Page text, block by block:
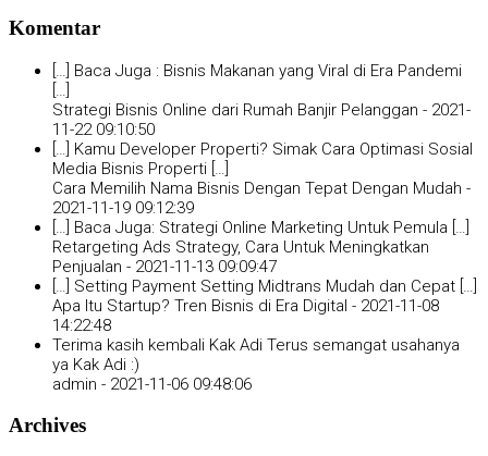
Komentar
[…] Baca Juga : Bisnis Makanan yang Viral di Era Pandemi
Strategi Bisnis Online dari Rumah Banjir Pelanggan - 2021-
11-22 09:10:50
[…] Kamu Developer Properti? Simak Cara Optimasi Sosial
Media Bisnis Properti […]
Cara Memilih Nama Bisnis Dengan Tepat Dengan Mudah -
2021-11-19 09:12:39
[…] Baca Juga: Strategi Online Marketing Untuk Pemula […]
Retargeting Ads Strategy, Cara Untuk Meningkatkan
Penjualan - 2021-11-13 09:09:47
[…] Setting Payment Setting Midtrans Mudah dan Cepat […]
Apa Itu Startup? Tren Bisnis di Era Digital - 2021-11-08
14:22:48
Terima kasih kembali Kak Adi Terus semangat usahanya
ya Kak Adi :)
admin - 2021-11-06 09:48:06
Archives